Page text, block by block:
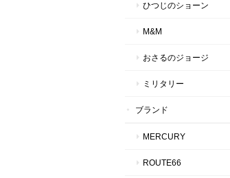
ひつじのショーン
M&M
おさるのジョージ
ミリタリー
ブランド
MERCURY
ROUTE66